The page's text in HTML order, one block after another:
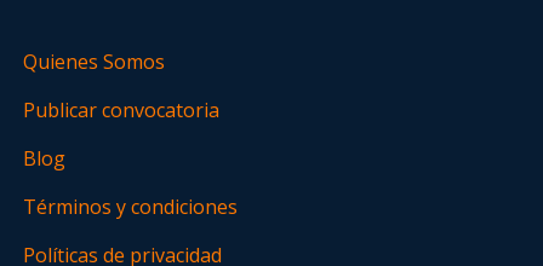
Quienes Somos
Publicar convocatoria
Blog
Términos y condiciones
Políticas de privacidad